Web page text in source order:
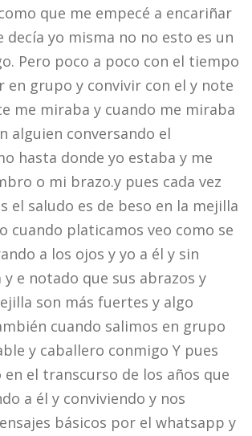
que me empecé a encariñar
decía yo misma no no esto es un
Pero poco a poco con el tiempo
en grupo y convivir con el y note
me miraba y cuando me miraba
alguien conversando el
hasta donde yo estaba y me
o mi brazo.y pues cada vez
el saludo es de beso en la mejilla
cuando platicamos veo como se
a los ojos y yo a él y sin
y e notado que sus abrazos y
son más fuertes y algo
cuando salimos en grupo
y caballero conmigo Y pues
en el transcurso de los años que
a él y conviviendo y nos
básicos por el whatsapp y